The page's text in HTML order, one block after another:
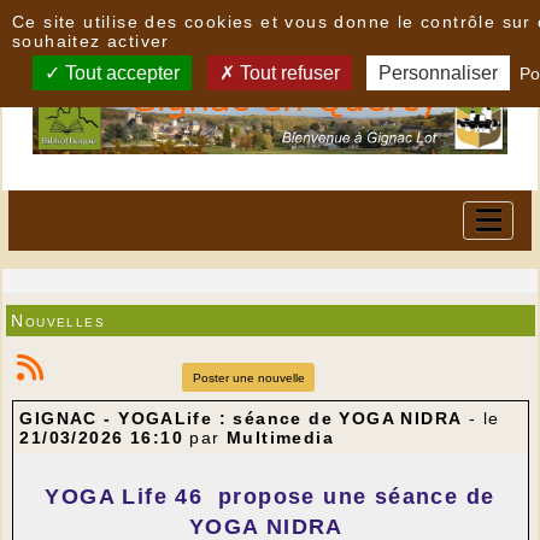
Nouvelles
Poster une nouvelle
GIGNAC - YOGALife : séance de YOGA NIDRA - le
21/03/2026 16:10 par Multimedia
YOGA Life 46 propose une séance de
YOGA NIDRA
Ce site utilise des cookies et vous donne le contrôle sur
souhaitez activer
Tout accepter Tout refuser Personnaliser